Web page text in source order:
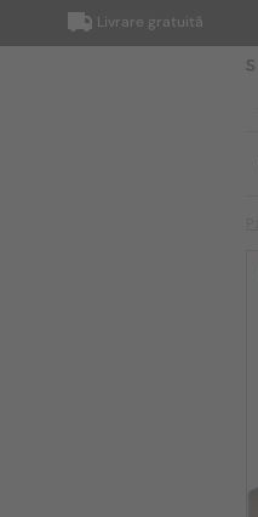
Livrare gratuită